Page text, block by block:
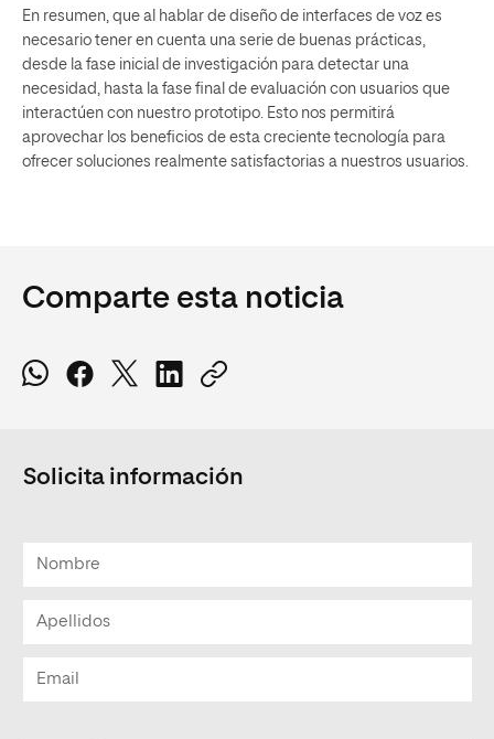
En resumen, que al hablar de diseño de interfaces de voz es
necesario tener en cuenta una serie de buenas prácticas,
desde la fase inicial de investigación para detectar una
necesidad, hasta la fase final de evaluación con usuarios que
interactúen con nuestro prototipo. Esto nos permitirá
aprovechar los beneficios de esta creciente tecnología para
ofrecer soluciones realmente satisfactorias a nuestros usuarios.
Comparte esta noticia
Solicita información